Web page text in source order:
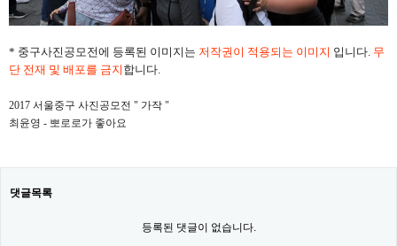
* 중구사진공모전에 등록된 이미지는 저작권이 적용되는 이미지 입니다. 무
단 전재 및 배포를 금지 합니다.
2017 서울중구 사진공모전 " 가작 "
최윤영 - 뽀로로가 좋아요
댓글목록
등록된 댓글이 없습니다.